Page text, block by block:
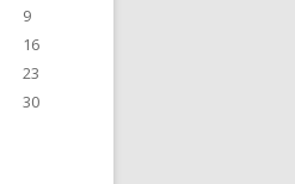
9
16
23
30